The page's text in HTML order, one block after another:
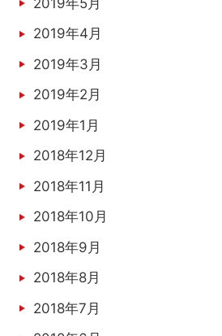
2019年4月
2019年3月
2019年2月
2019年1月
2018年12月
2018年11月
2018年10月
2018年9月
2018年8月
2018年7月